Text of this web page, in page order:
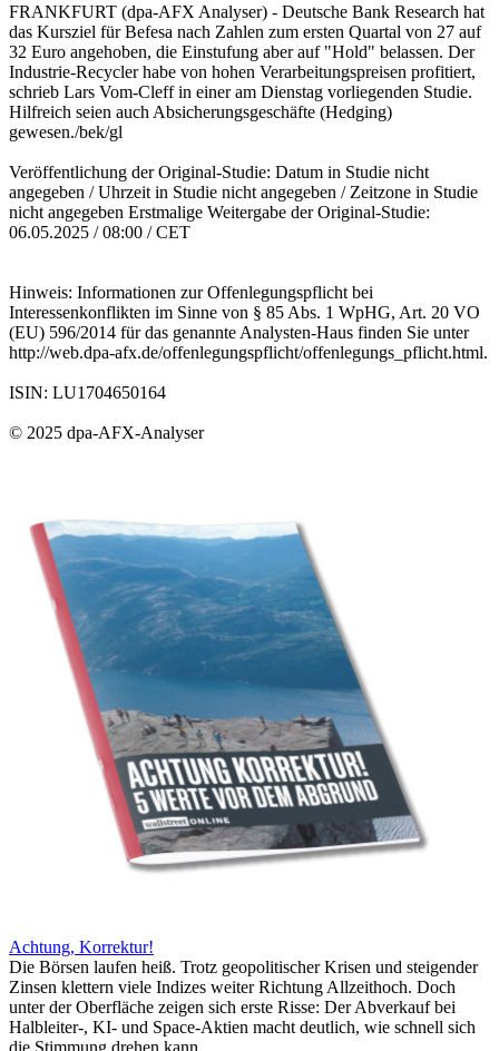
FRANKFURT (dpa-AFX Analyser) - Deutsche Bank Research hat
das Kursziel für Befesa nach Zahlen zum ersten Quartal von 27 auf
32 Euro angehoben, die Einstufung aber auf "Hold" belassen. Der
Industrie-Recycler habe von hohen Verarbeitungspreisen profitiert,
schrieb Lars Vom-Cleff in einer am Dienstag vorliegenden Studie.
Hilfreich seien auch Absicherungsgeschäfte (Hedging)
gewesen./bek/gl
Veröffentlichung der Original-Studie: Datum in Studie nicht
angegeben / Uhrzeit in Studie nicht angegeben / Zeitzone in Studie
nicht angegeben Erstmalige Weitergabe der Original-Studie:
06.05.2025 / 08:00 / CET
Hinweis: Informationen zur Offenlegungspflicht bei
Interessenkonflikten im Sinne von § 85 Abs. 1 WpHG, Art. 20 VO
(EU) 596/2014 für das genannte Analysten-Haus finden Sie unter
http://web.dpa-afx.de/offenlegungspflicht/offenlegungs_pflicht.html.
ISIN: LU1704650164
© 2025 dpa-AFX-Analyser
Achtung, Korrektur!
Die Börsen laufen heiß. Trotz geopolitischer Krisen und steigender
Zinsen klettern viele Indizes weiter Richtung Allzeithoch. Doch
unter der Oberfläche zeigen sich erste Risse: Der Abverkauf bei
Halbleiter-, KI- und Space-Aktien macht deutlich, wie schnell sich
die Stimmung drehen kann.